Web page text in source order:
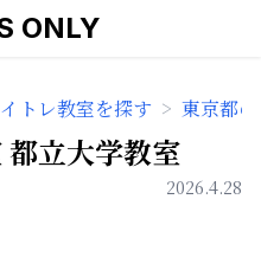
ONLY
トレ教室を探す > 東京都
都立大学教室
2026.4.28